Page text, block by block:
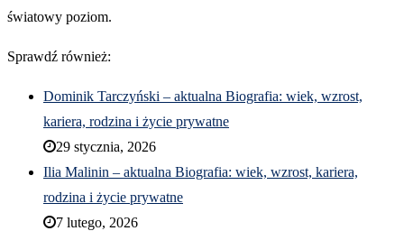
światowy poziom.
Sprawdź również:
Dominik Tarczyński – aktualna Biografia: wiek, wzrost,
kariera, rodzina i życie prywatne
29 stycznia, 2026
Ilia Malinin – aktualna Biografia: wiek, wzrost, kariera,
rodzina i życie prywatne
7 lutego, 2026